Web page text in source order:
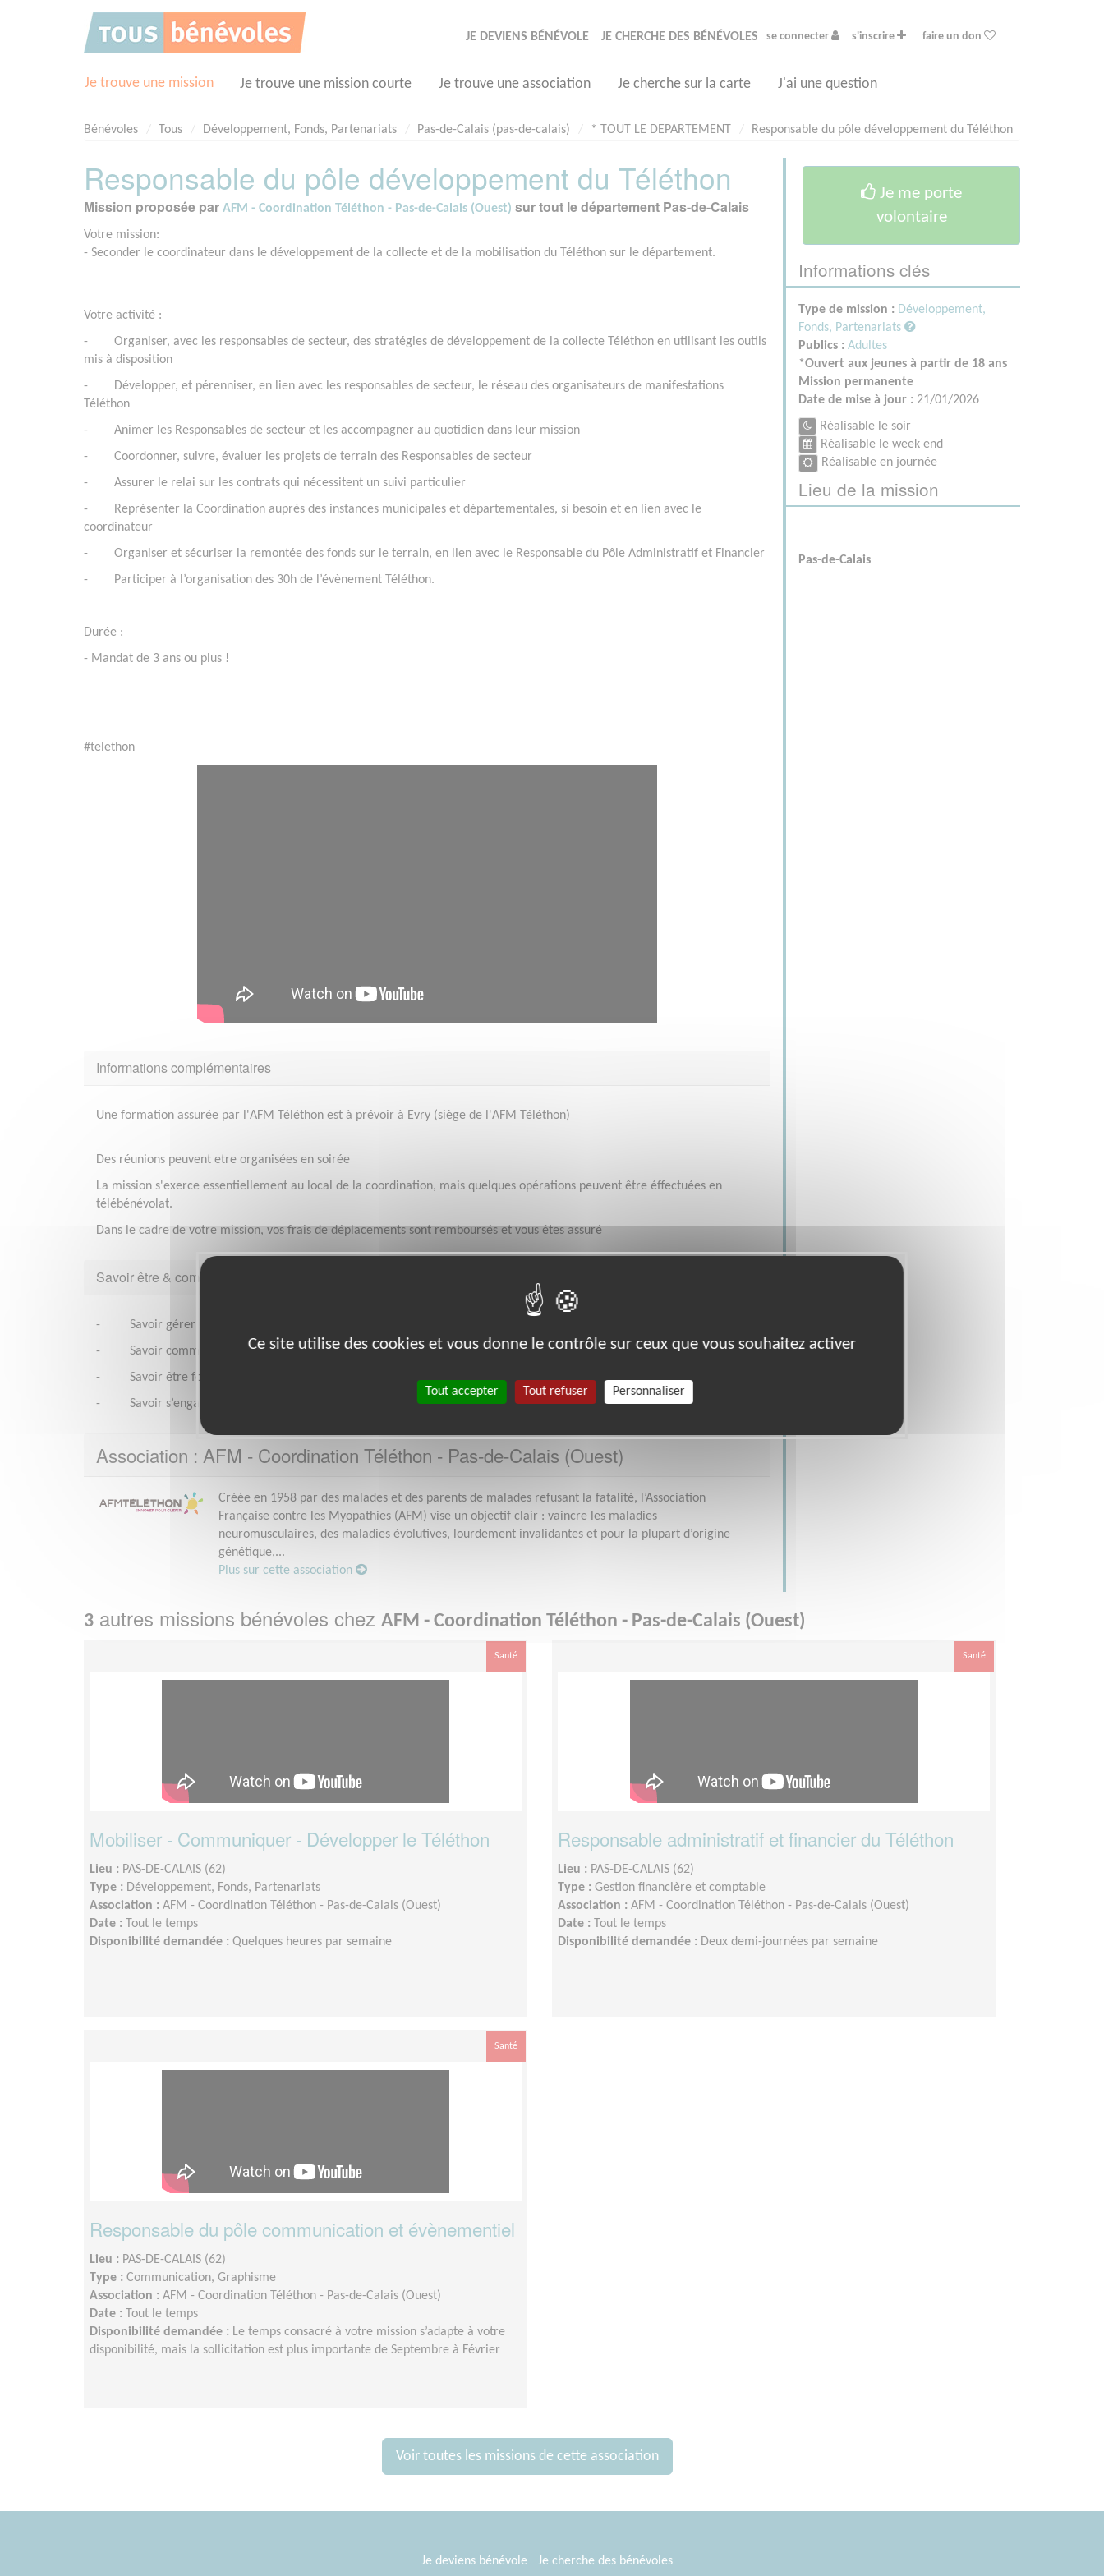
JE DEVIENS BÉNÉVOLE JE CHERCHE DES BÉNÉVOLES se connecter s'inscrire faire un don
Je trouve une mission Je trouve une mission courte Je trouve une association Je cherche sur la carte J'ai une question
Bénévoles Tous Développement, Fonds, Partenariats Pas-de-Calais (pas-de-calais) * TOUT LE DEPARTEMENT Responsable du pôle développement du Téléthon
Responsable du pôle développement du Téléthon
Mission proposée par AFM - Coordination Téléthon - Pas-de-Calais (Ouest) sur tout le département Pas-de-Calais
Votre mission:
- Seconder le coordinateur dans le développement de la collecte et de la mobilisation du Téléthon sur le département.
Votre activité :
- Organiser, avec les responsables de secteur, des stratégies de développement de la collecte Téléthon en utilisant les outils
mis à disposition
- Développer, et pérenniser, en lien avec les responsables de secteur, le réseau des organisateurs de manifestations
Téléthon
- Animer les Responsables de secteur et les accompagner au quotidien dans leur mission
- Coordonner, suivre, évaluer les projets de terrain des Responsables de secteur
- Assurer le relai sur les contrats qui nécessitent un suivi particulier
- Représenter la Coordination auprès des instances municipales et départementales, si besoin et en lien avec le
coordinateur
- Organiser et sécuriser la remontée des fonds sur le terrain, en lien avec le Responsable du Pôle Administratif et Financier
- Participer à l’organisation des 30h de l’évènement Téléthon.
Durée :
- Mandat de 3 ans ou plus !
#telethon
Informations complémentaires
Une formation assurée par l'AFM Téléthon est à prévoir à Evry (siège de l'AFM Téléthon)
Des réunions peuvent etre organisées en soirée
La mission s'exerce essentiellement au local de la coordination, mais quelques opérations peuvent être éffectuées en
télébénévolat.
Dans le cadre de votre mission, vos frais de déplacements sont remboursés et vous êtes assuré
Savoir être & compétences
- Savoir gérer un projet, prioriser et planifier
- Savoir communiquer, écouter, argumenter
- Savoir être force de proposition
- Savoir s’engager et assumer des responsabilités
Le temps consacré à votre mission s’adapte à votre
disponibilité, mais la sollicitation est plus importante de
Septembre à Février
Association : AFM - Coordination Téléthon - Pas-de-Calais (Ouest)
Créée en 1958 par des malades et des parents de malades refusant la fatalité, l’Association
Française contre les Myopathies (AFM) vise un objectif clair : vaincre les maladies
neuromusculaires, des maladies évolutives, lourdement invalidantes et pour la plupart d’origine
génétique,...
Plus sur cette association
Je me porte
volontaire
Informations clés
Type de mission : Développement,
Fonds, Partenariats
Publics : Adultes
*Ouvert aux jeunes à partir de 18 ans
Mission permanente
Date de mise à jour : 21/01/2026
Réalisable le soir
Réalisable le week end
Réalisable en journée
Lieu de la mission
Pas-de-Calais
3 autres missions bénévoles chez AFM - Coordination Téléthon - Pas-de-Calais (Ouest)
Santé
Mobiliser - Communiquer - Développer le Téléthon
Lieu : PAS-DE-CALAIS (62)
Type : Développement, Fonds, Partenariats
Association : AFM - Coordination Téléthon - Pas-de-Calais (Ouest)
Date :
Tout le temps
Disponibilité demandée : Quelques heures par semaine
Santé
Responsable administratif et financier du Téléthon
Lieu : PAS-DE-CALAIS (62)
Type : Gestion financière et comptable
Association : AFM - Coordination Téléthon - Pas-de-Calais (Ouest)
Date :
Tout le temps
Disponibilité demandée : Deux demi-journées par semaine
Santé
Responsable du pôle communication et évènementiel
Lieu : PAS-DE-CALAIS (62)
Type : Communication, Graphisme
Association : AFM - Coordination Téléthon - Pas-de-Calais (Ouest)
Date :
Tout le temps
Disponibilité demandée : Le temps consacré à votre mission s’adapte à votre
disponibilité, mais la sollicitation est plus importante de Septembre à Février
Voir toutes les missions de cette association
Je deviens bénévole Je cherche des bénévoles
Ce site utilise des cookies et vous donne le contrôle sur ceux que vous souhaitez activer
Tout accepter Tout refuser Personnaliser